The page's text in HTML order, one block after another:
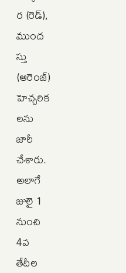
ర (రెడ్),
ముంద
స్తు
(ఆరెంజ్)
హెచ్చరిక
లను
జారీ
చేశారు.
అలాగే
జులై 1
నుంచి
4వ
తేదీల